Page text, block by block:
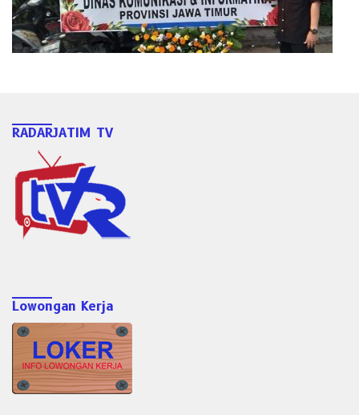
RADARJATIM TV
Lowongan Kerja